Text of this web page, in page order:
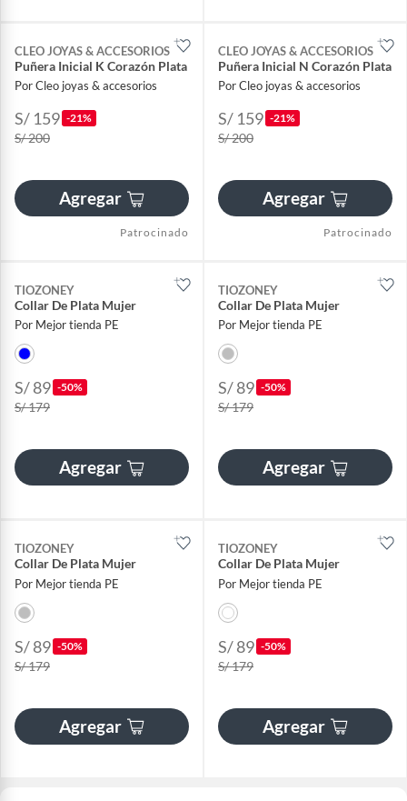
CLEO JOYAS & ACCESORIOS
Puñera Inicial K Corazón Plata
Por Cleo joyas & accesorios
S/ 159 -21%
S/ 200
Agregar
Patrocinado
CLEO JOYAS & ACCESORIOS
Puñera Inicial N Corazón Plata
Por Cleo joyas & accesorios
S/ 159 -21%
S/ 200
Agregar
Patrocinado
TIOZONEY
Collar De Plata Mujer
Por Mejor tienda PE
S/ 89 -50%
S/ 179
Agregar
TIOZONEY
Collar De Plata Mujer
Por Mejor tienda PE
S/ 89 -50%
S/ 179
Agregar
TIOZONEY
Collar De Plata Mujer
Por Mejor tienda PE
S/ 89 -50%
S/ 179
Agregar
TIOZONEY
Collar De Plata Mujer
Por Mejor tienda PE
S/ 89 -50%
S/ 179
Agregar